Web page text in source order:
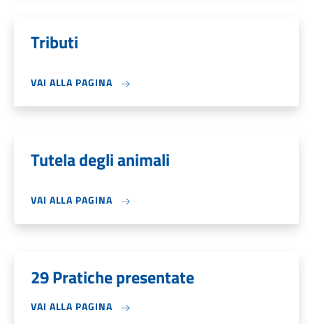
Tributi
VAI ALLA PAGINA
Tutela degli animali
VAI ALLA PAGINA
29 Pratiche presentate
VAI ALLA PAGINA